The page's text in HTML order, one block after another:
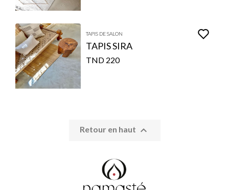
TAPIS DE SALON
TAPIS SIRA
220 TND
Retour en haut 